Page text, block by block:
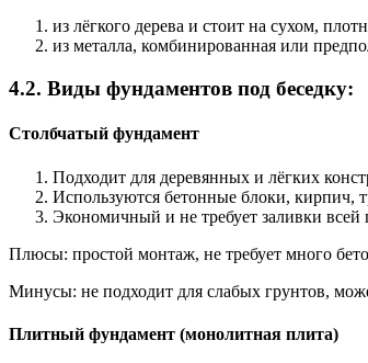
из лёгкого дерева и стоит на сухом,
из металла, комбинированная или
4.2. Виды фундаментов под беседку:
Столбчатый фундамент
Подходит для деревянных и лёгких
Используются бетонные блоки, кирпич,
Экономичный и не требует заливки всей
Плюсы: простой монтаж, не требует много
Минусы: не подходит для слабых грунтов,
Плитный фундамент (монолитная плита)